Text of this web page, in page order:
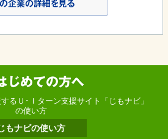
るＵ･Ｉターン支援サイト「じもナビ」
の使い方
もナビの使い方